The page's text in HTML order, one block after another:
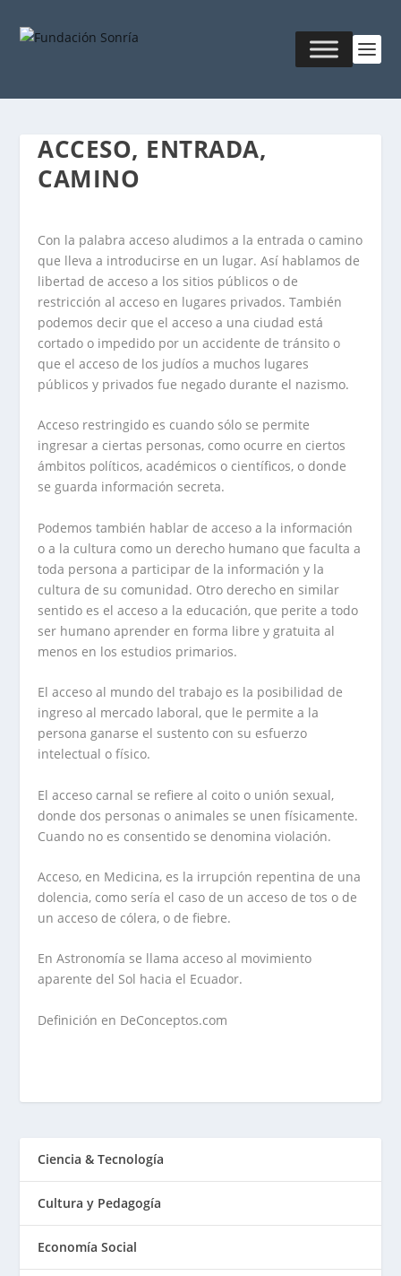
ACCESO, ENTRADA,
CAMINO
Con la palabra acceso aludimos a la entrada o camino
que lleva a introducirse en un lugar. Así hablamos de
libertad de acceso a los sitios públicos o de
restricción al acceso en lugares privados. También
podemos decir que el acceso a una ciudad está
cortado o impedido por un accidente de tránsito o
que el acceso de los judíos a muchos lugares
públicos y privados fue negado durante el nazismo.
Acceso restringido es cuando sólo se permite
ingresar a ciertas personas, como ocurre en ciertos
ámbitos políticos, académicos o científicos, o donde
se guarda información secreta.
Podemos también hablar de acceso a la información
o a la cultura como un derecho humano que faculta a
toda persona a participar de la información y la
cultura de su comunidad. Otro derecho en similar
sentido es el acceso a la educación, que perite a todo
ser humano aprender en forma libre y gratuita al
menos en los estudios primarios.
El acceso al mundo del trabajo es la posibilidad de
ingreso al mercado laboral, que le permite a la
persona ganarse el sustento con su esfuerzo
intelectual o físico.
El acceso carnal se refiere al coito o unión sexual,
donde dos personas o animales se unen físicamente.
Cuando no es consentido se denomina violación.
Acceso, en Medicina, es la irrupción repentina de una
dolencia, como sería el caso de un acceso de tos o de
un acceso de cólera, o de fiebre.
En Astronomía se llama acceso al movimiento
aparente del Sol hacia el Ecuador.
Definición en DeConceptos.com
Ciencia & Tecnología
Cultura y Pedagogía
Economía Social